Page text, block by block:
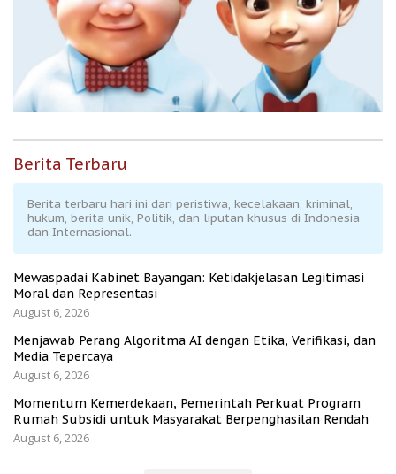
Berita Terbaru
Berita terbaru hari ini dari peristiwa, kecelakaan, kriminal,
hukum, berita unik, Politik, dan liputan khusus di Indonesia
dan Internasional.
Mewaspadai Kabinet Bayangan: Ketidakjelasan Legitimasi
Moral dan Representasi
August 6, 2026
Menjawab Perang Algoritma AI dengan Etika, Verifikasi, dan
Media Tepercaya
August 6, 2026
Momentum Kemerdekaan, Pemerintah Perkuat Program
Rumah Subsidi untuk Masyarakat Berpenghasilan Rendah
August 6, 2026